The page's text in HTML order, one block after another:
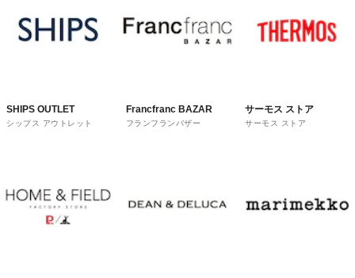
SHIPS OUTLET
シップス アウトレット
Francfranc BAZAR
フランフランバザー
サーモス ストア
サーモス ストア